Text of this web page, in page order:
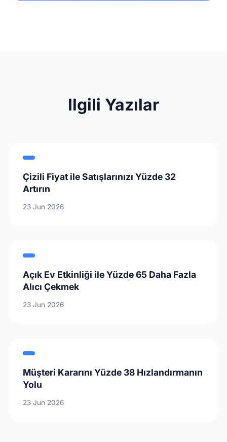
Ilgili Yazılar
Çizili Fiyat ile Satışlarınızı Yüzde 32
Artırın
23 Jun 2026
Açık Ev Etkinliği ile Yüzde 65 Daha Fazla
Alıcı Çekmek
23 Jun 2026
Müşteri Kararını Yüzde 38 Hızlandırmanın
Yolu
23 Jun 2026